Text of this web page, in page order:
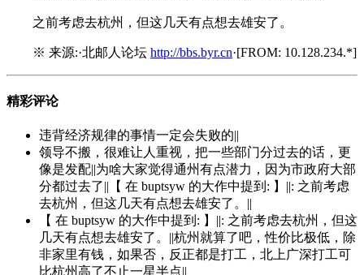
之前考虑去杭州，但这几天有点想去雄安了。
※ 来源:·北邮人论坛 http://bbs.byr.cn·[FROM: 10.128.234.*]
精彩评论
违背经济规律的事情一定会失败的||
领导不搬，很难让人重视，把一些部门分过去的话，更
像是发配||为啥大家觉得通州有点潜力，因为市政府大部
分都过去了||【 在 buptsyw 的大作中提到: 】||: 之前考虑
去杭州，但这几天有点想去雄安了。||
【 在 buptsyw 的大作中提到: 】||: 之前考虑去杭州，但这
几天有点想去雄安了。||杭州就算了吧，性价比极低，除
非家里有钱，如果否，反正都是打工，北上广深打工可
比杭州高了不止一星半点||